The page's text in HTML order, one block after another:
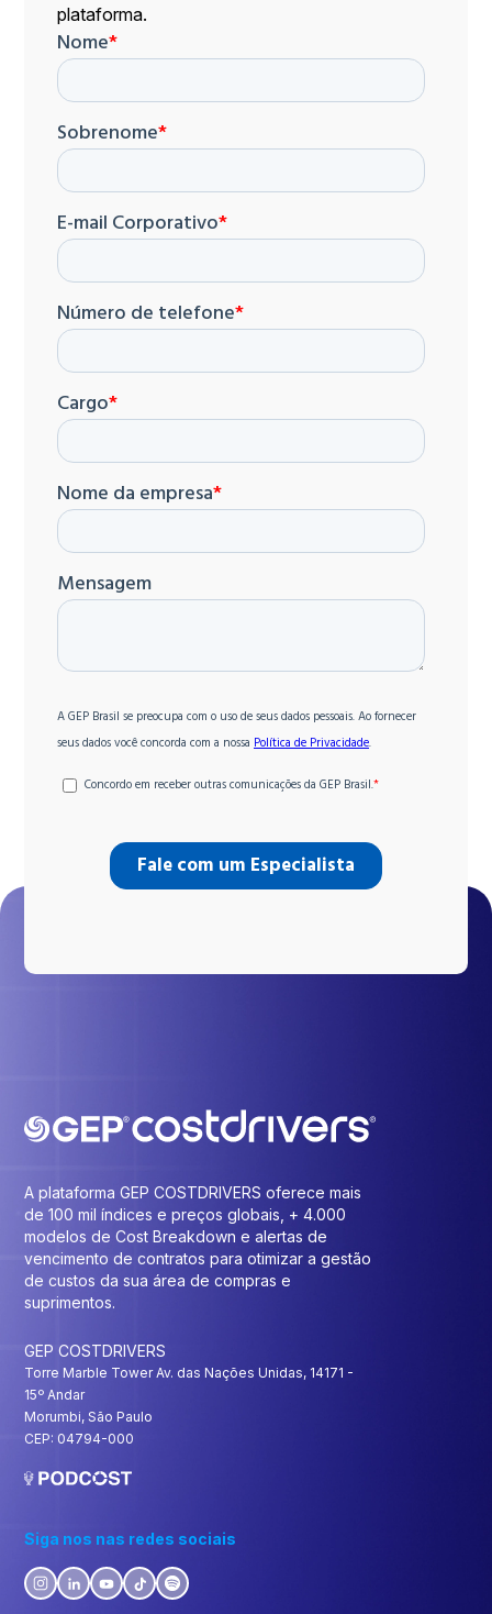
plataforma.
A plataforma GEP COSTDRIVERS oferece mais
de 100 mil índices e preços globais, + 4.000
modelos de Cost Breakdown e alertas de
vencimento de contratos para otimizar a gestão
de custos da sua área de compras e
suprimentos.
GEP COSTDRIVERS
Torre Marble Tower Av. das Nações Unidas, 14171 -
15º Andar
Morumbi, São Paulo
CEP: 04794-000
Siga nos nas redes sociais